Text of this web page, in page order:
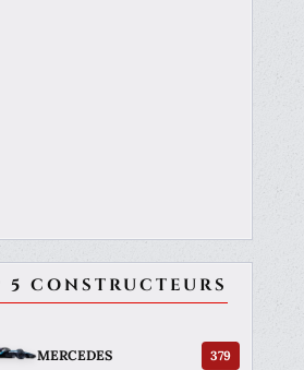
5 CONSTRUCTEURS
MERCEDES 379